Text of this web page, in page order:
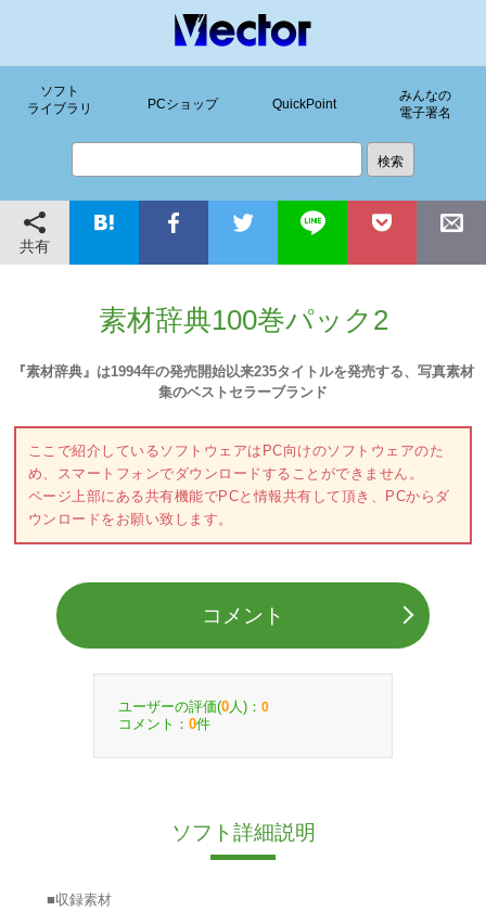
ソフト
ライブラリ
PCショップ QuickPoint
みんなの
電子署名
共有
素材辞典100巻パック2
『素材辞典』は1994年の発売開始以来235タイトルを発売する、写真素材
集のベストセラーブランド
ここで紹介しているソフトウェアはPC向けのソフトウェアのた
め、スマートフォンでダウンロードすることができません。
ページ上部にある共有機能でPCと情報共有して頂き、PCからダ
ウンロードをお願い致します。
コメント
ユーザーの評価(0 人)： 0
コメント： 0件
ソフト詳細説明
■収録素材